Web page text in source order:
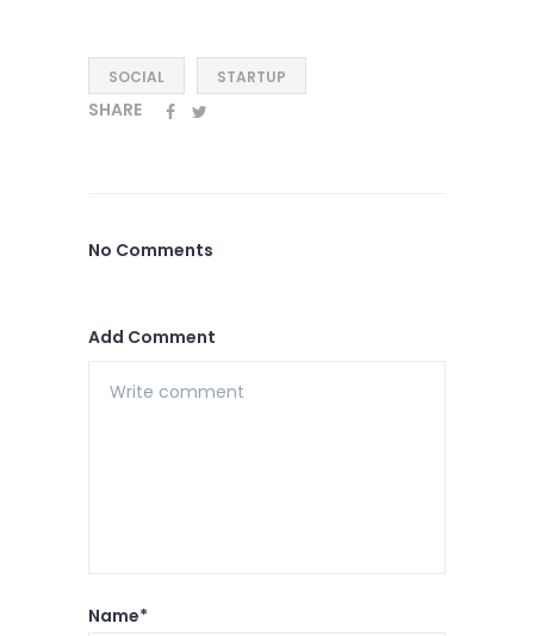
SOCIAL STARTUP
SHARE
No Comments
Add Comment
Name*